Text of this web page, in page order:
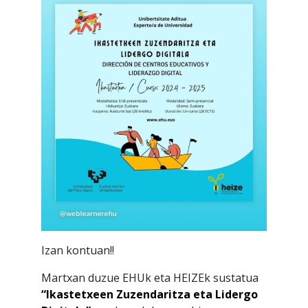
Izan kontuan!!
Martxan duzue EHUk eta HEIZEk sustatua
“Ikastetxeen Zuzendaritza eta Lidergo